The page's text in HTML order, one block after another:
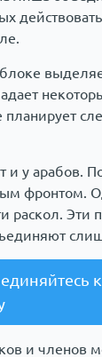
и у арабов.
фронтом.
раскол. Эти
и членов